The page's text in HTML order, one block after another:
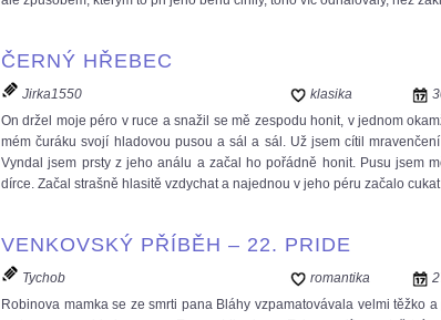
ČERNÝ HŘEBEC
Jirka1550 klasika
On držel moje péro v ruce a snažil se mě zespodu honit, v jednom
mém čuráku svojí hladovou pusou a sál a sál. Už jsem cítil
Vyndal jsem prsty z jeho análu a začal ho pořádně honit. Pusu jsem
dírce. Začal strašně hlasitě vzdychat a najednou v jeho péru začalo
VENKOVSKÝ PŘÍBĚH – 22. PRIDE
Tychob romantika
Robinova mamka se ze smrti pana Bláhy vzpamatovávala velmi těžko